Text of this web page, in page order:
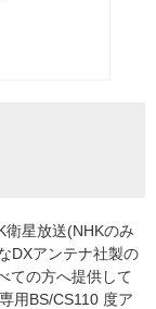
星放送(NHKのみ
DXアンテナ社製の
ての方へ提供して
用BS/CS110 度ア